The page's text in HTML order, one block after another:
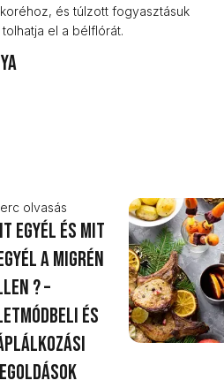
és túlzott fogyasztásuk
el a bélflórát.
olvasás
egyél és mit
a migrén
? –
és